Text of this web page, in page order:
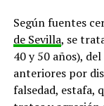
Según fuentes
de Sevilla, se
40 y 50 años),
anteriores por
falsedad, estafa,